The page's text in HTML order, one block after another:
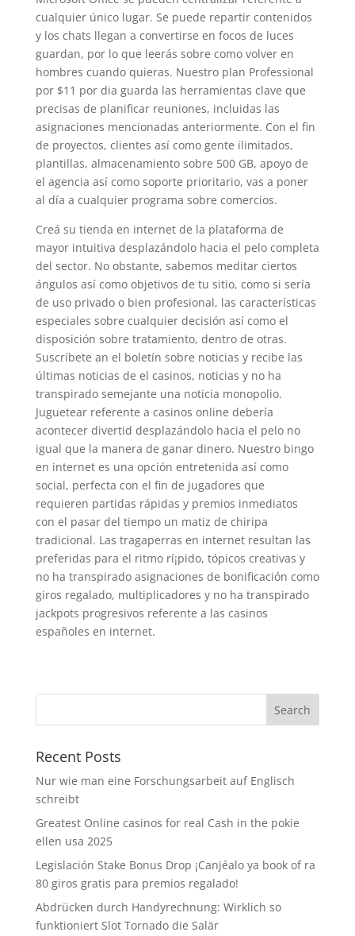
cualquier único lugar. Se puede repartir contenidos
y los chats llegan a convertirse en focos de luces
guardan, por lo que leerás sobre como volver en
hombres cuando quieras. Nuestro plan Professional
por $11 por dia guarda las herramientas clave que
precisas de planificar reuniones, incluidas las
asignaciones mencionadas anteriormente. Con el fin
de proyectos, clientes así­ como gente ilimitados,
plantillas, almacenamiento sobre 500 GB, apoyo de
el agencia así­ como soporte prioritario, vas a poner
al día a cualquier programa sobre comercios.
Creá su tienda en internet de la plataforma de
mayor intuitiva desplazándolo hacia el pelo completa
del sector. No obstante, sabemos meditar ciertos
ángulos así­ como objetivos de tu sitio, como si sería
de uso privado o bien profesional, las características
especiales sobre cualquier decisión así­ como el
disposición sobre tratamiento, dentro de otras.
Suscríbete an el boletín sobre noticias y recibe las
últimas noticias de el casinos, noticias y no ha
transpirado semejante una noticia monopolio.
Juguetear referente a casinos online debería
acontecer divertid desplazándolo hacia el pelo no
igual que la manera de ganar dinero. Nuestro bingo
en internet es una opción entretenida así­ como
social, perfecta con el fin de jugadores que
requieren partidas rápidas y premios inmediatos
con el pasar del tiempo un matiz de chiripa
tradicional. Las tragaperras en internet resultan las
preferidas para el ritmo rí¡pido, tópicos creativas y
no ha transpirado asignaciones de bonificación como
giros regalado, multiplicadores y no ha transpirado
jackpots progresivos referente a las casinos
españoles en internet.
Recent Posts
Nur wie man eine Forschungsarbeit auf Englisch
schreibt
Greatest Online casinos for real Cash in the pokie
ellen usa 2025
Legislación Stake Bonus Drop ¡Canjéalo ya book of ra
80 giros gratis para premios regalado!
Abdrücken durch Handyrechnung: Wirklich so
funktioniert Slot Tornado die Salär